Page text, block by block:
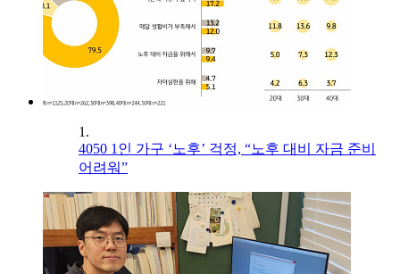
1.
4050 1인 가구 ‘노후’ 걱정, “노후 대비 자금 준비
어려워”